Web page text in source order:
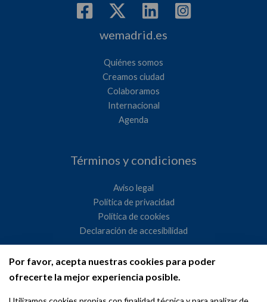
Por favor, acepta nuestras cookies para poder
ofrecerte la mejor experiencia posible.
wemadrid.es
Quiénes somos
Creamos ciudad
Colaboramos
Internacional
Agenda
Términos y condiciones
Aviso legal
Política de privacidad
Política de cookies
Declaración de accesibilidad
Ayuntamiento de Madrid
WeMadrid es un sitio web del Ayuntamiento de Madrid